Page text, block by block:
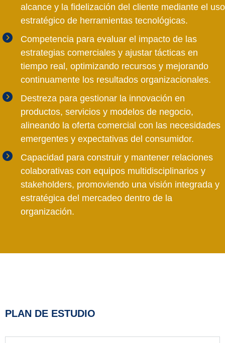
alcance y la fidelización del cliente mediante el uso
estratégico de herramientas tecnológicas.
Competencia para evaluar el impacto de las
estrategias comerciales y ajustar tácticas en
tiempo real, optimizando recursos y mejorando
continuamente los resultados organizacionales.
Destreza para gestionar la innovación en
productos, servicios y modelos de negocio,
alineando la oferta comercial con las necesidades
emergentes y expectativas del consumidor.
Capacidad para construir y mantener relaciones
colaborativas con equipos multidisciplinarios y
stakeholders, promoviendo una visión integrada y
estratégica del mercadeo dentro de la
organización.
PLAN DE ESTUDIO